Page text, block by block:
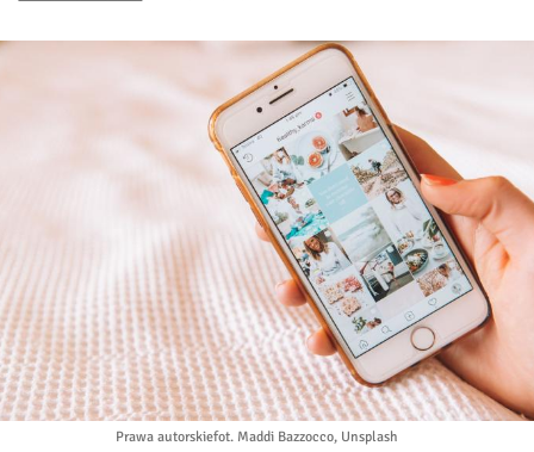
Prawa autorskiefot. Maddi Bazzocco, Unsplash